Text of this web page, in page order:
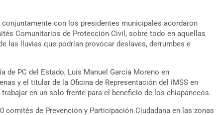
con los presidentes municipales acordaron
Comunitarios de Protección Civil, sobre todo en aquellas
las lluvias que podrían provocar deslaves, derrumbes e
de PC del Estado, Luis Manuel García Moreno en
y el titular de la Oficina de Representación del IMSS en
en un solo frente para el beneficio de los chiapanecos.
comités de Prevención y Participación Ciudadana en las zonas